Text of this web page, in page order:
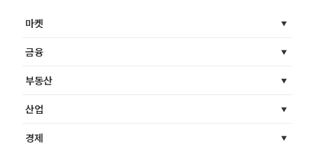
마켓
금융
부동산
산업
경제